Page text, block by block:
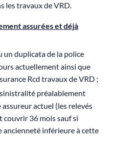
les travaux de VRD.
assurées et déjà
un duplicata de la police
actuellement ainsi que
Rcd travaux de VRD ;
préalablement
actuel (les relevés
36 mois sauf si
ancienneté inférieure à cette